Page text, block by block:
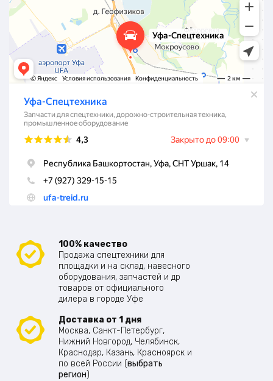
100% качество
Продажа спецтехники для
площадки и на склад, навесного
оборудования, запчастей и др
товаров от официального
дилера в городе Уфе
Доставка от 1 дня
Москва, Санкт-Петербург,
Нижний Новгород, Челябинск,
Краснодар, Казань, Красноярск и
по всей России (выбрать
регион)